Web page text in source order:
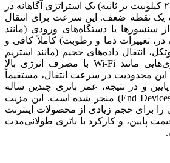
انتخاب نرخ داده پایین (۲۵۰ کیلوبیت بر ثانیه) یک استراتژی آگاهانه در
یک نقطه ضعف. این سرعت برای انتقال
سنسورها یا دستگاه‌های ورودی (مانند
تغییرات دما و رطوبت) کاملاً کافی و
انتقال داده‌های حجیم (مانند استریم
ویدئو) بود، باید از فناوری‌هایی مانند Wi-Fi با مصرف انرژی بالا
این محدودیت در سرعت انتقال، مستقیماً
و در نتیجه، عمر باتری چندین ساله
برای دستگاه‌های نهایی (End Devices) منجر شده است. این مزیت
را برای حجم زیادی از محصولات اینترنت
پایین، و کارکرد با باتری طولانی‌مدت